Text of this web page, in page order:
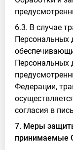
6.3. В случае
Персональных
Персональных
Федерации,
согласия в
7. Меры
принимаемые